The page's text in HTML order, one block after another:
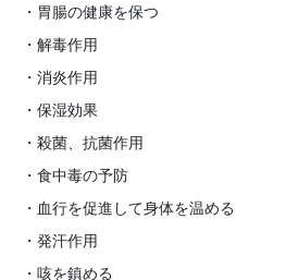
・胃腸の健康を保つ
・解毒作用
・消炎作用
・保湿効果
・殺菌、抗菌作用
・食中毒の予防
・血行を促進して身体を温める
・発汗作用
・咳を鎮める